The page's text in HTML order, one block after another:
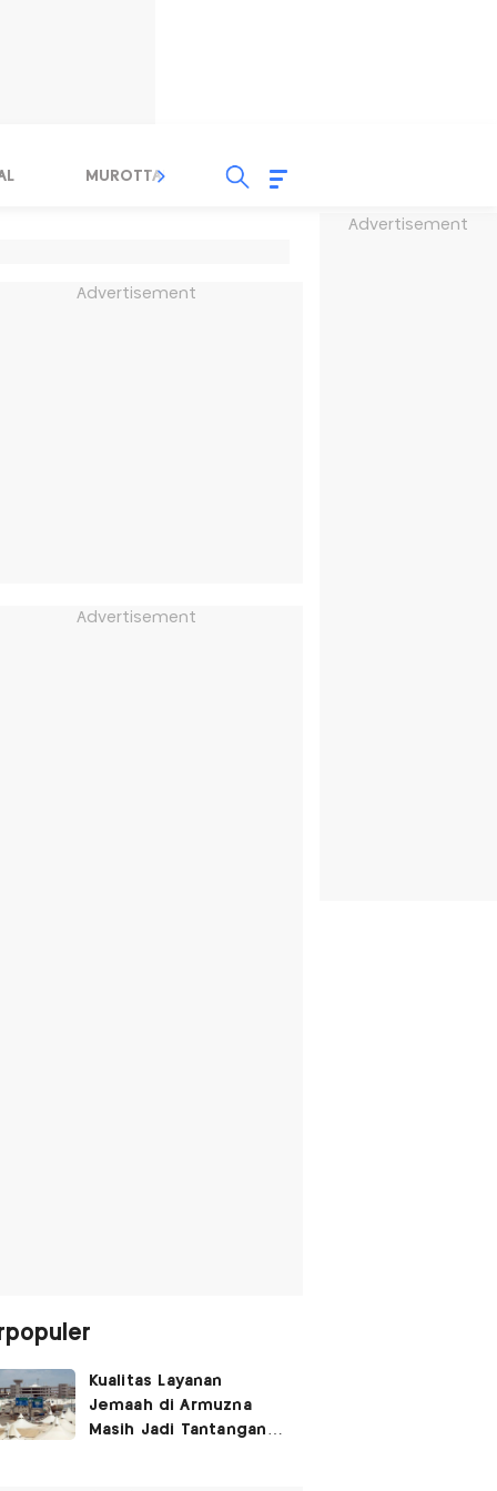
Advertisement
MUROTTAL TAUSYIAH
Advertisement
Advertisement
Kualitas Layanan
Jemaah di Armuzna
Masih Jadi Tantangan